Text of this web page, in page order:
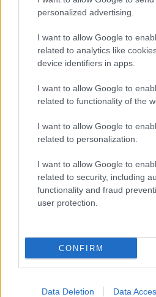
personalized advertising.
I want to allow Google to
related to analytics like
device identifiers in apps.
I want to allow Google to
related to functionality of the
I want to allow Google to
related to personalization.
I want to allow Google to
related to security, including
functionality and fraud
user protection.
CONFIRM
Data Deletion Data
HIRDETÉS
LEGOLVASOTTABB
Egyhetes
rendőrség a
Mától
háztartások
rendszereit
Amire
másodfokúra